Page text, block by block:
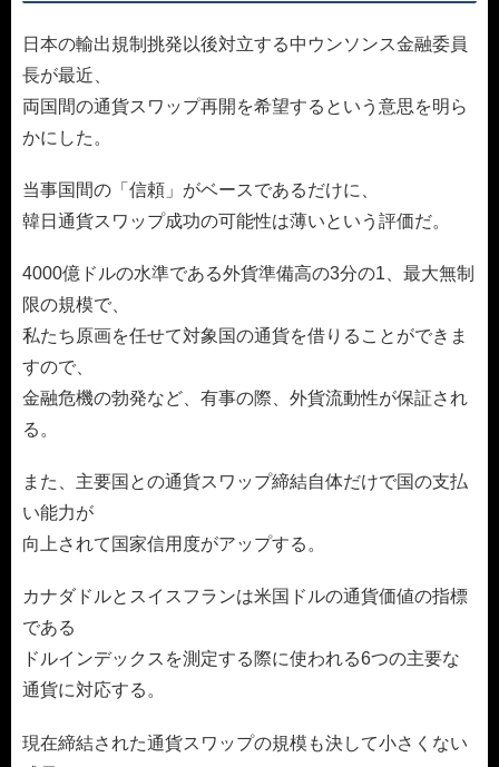
日本の輸出規制挑発以後対立する中ウンソンス金融委員
長が最近、
両国間の通貨スワップ再開を希望するという意思を明ら
かにした。
当事国間の「信頼」がベースであるだけに、
韓日通貨スワップ成功の可能性は薄いという評価だ。
4000億ドルの水準である外貨準備高の3分の1、最大無制
限の規模で、
私たち原画を任せて対象国の通貨を借りることができま
すので、
金融危機の勃発など、有事の際、外貨流動性が保証され
る。
また、主要国との通貨スワップ締結自体だけで国の支払
い能力が
向上されて国家信用度がアップする。
カナダドルとスイスフランは米国ドルの通貨価値の指標
である
ドルインデックスを測定する際に使われる6つの主要な
通貨に対応する。
現在締結された通貨スワップの規模も決して小さくない